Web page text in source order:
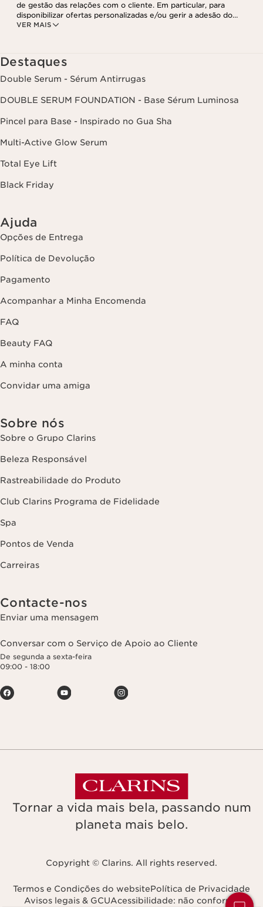
VER MAIS
de gestão das relações com o cliente. Em particular, para
disponibilizar ofertas personalizadas e/ou gerir a adesão do
utilizador ao nosso programa de fidelização e para criar o seu
as suas informações, assim como o direito de se opor e impedir o
respetivo processamento. Poderá exercer este direito,
contactando-nos. Para mais informações, consulte a nossa política
de privacidade, clicando aqui
Destaques
Double Serum - Sérum Antirrugas
DOUBLE SERUM FOUNDATION - Base Sérum Luminosa
Pincel para Base - Inspirado no Gua Sha
Multi-Active Glow Serum
Total Eye Lift
Black Friday
Ajuda
Opções de Entrega
Política de Devolução
Pagamento
Acompanhar a Minha Encomenda
FAQ
Beauty FAQ
A minha conta
Convidar uma amiga
Sobre nós
Sobre o Grupo Clarins
Beleza Responsável
Rastreabilidade do Produto
Club Clarins Programa de Fidelidade
Spa
Pontos de Venda
Carreiras
Contacte-nos
Enviar uma mensagem
Conversar com o Serviço de Apoio ao Cliente
De segunda a sexta-feira
09:00 - 18:00
Tornar a vida mais bela, passando num
planeta mais belo.
Copyright © Clarins. All rights reserved.
Termos e Condições do websitePolítica de Privacidade
Avisos legais & GCUAcessibilidade: não conforme